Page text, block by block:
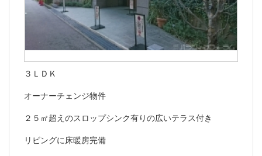
３ＬＤＫ
オーナーチェンジ物件
２５㎡超えのスロップシンク有りの広いテラス付き
リビングに床暖房完備